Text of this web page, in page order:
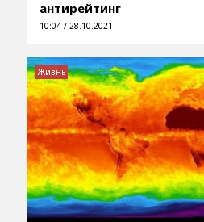
антирейтинг
10:04 / 28.10.2021
Жизнь